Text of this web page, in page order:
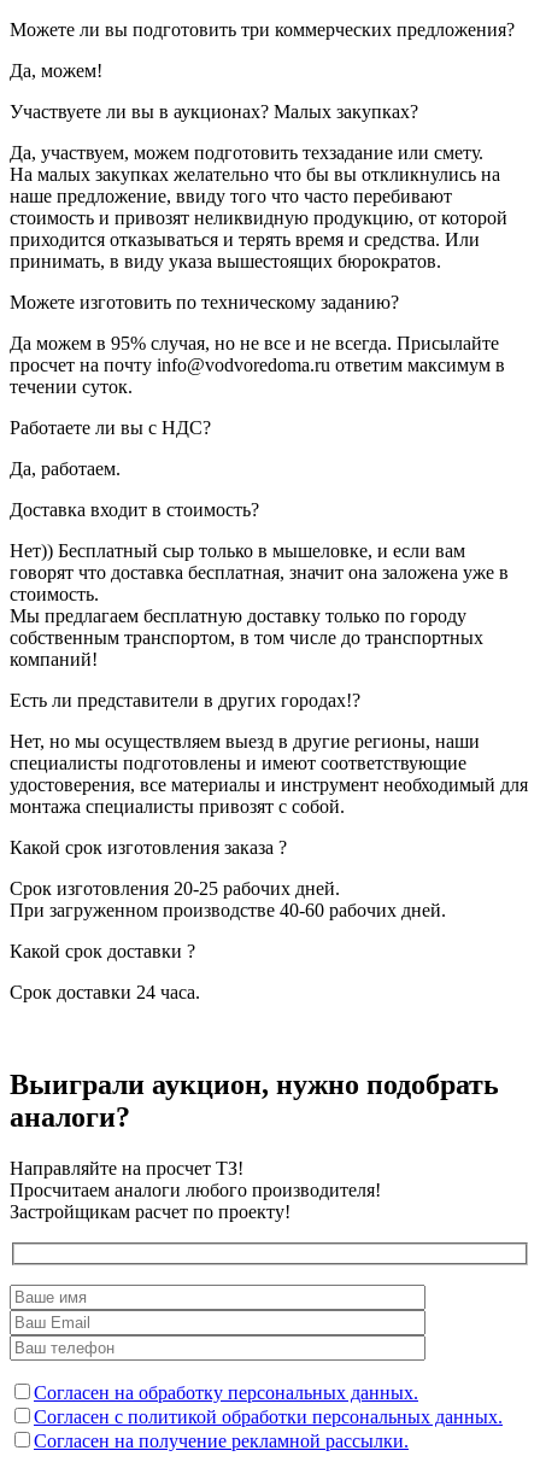
Можете ли вы подготовить три коммерческих предложения?
Да, можем!
Участвуете ли вы в аукционах? Малых закупках?
Да, участвуем, можем подготовить техзадание или смету.
На малых закупках желательно что бы вы откликнулись на
наше предложение, ввиду того что часто перебивают
стоимость и привозят неликвидную продукцию, от которой
приходится отказываться и терять время и средства. Или
принимать, в виду указа вышестоящих бюрократов.
Можете изготовить по техническому заданию?
Да можем в 95% случая, но не все и не всегда. Присылайте
просчет на почту info@vodvoredoma.ru ответим максимум в
течении суток.
Работаете ли вы с НДС?
Да, работаем.
Доставка входит в стоимость?
Нет)) Бесплатный сыр только в мышеловке, и если вам
говорят что доставка бесплатная, значит она заложена уже в
стоимость.
Мы предлагаем бесплатную доставку только по городу
собственным транспортом, в том числе до транспортных
компаний!
Есть ли представители в других городах!?
Нет, но мы осуществляем выезд в другие регионы, наши
специалисты подготовлены и имеют соответствующие
удостоверения, все материалы и инструмент необходимый для
монтажа специалисты привозят с собой.
Какой срок изготовления заказа ?
Срок изготовления 20-25 рабочих дней.
При загруженном производстве 40-60 рабочих дней.
Какой срок доставки ?
Срок доставки 24 часа.
Выиграли аукцион, нужно подобрать
аналоги?
Направляйте на просчет ТЗ!
Просчитаем аналоги любого производителя!
Застройщикам расчет по проекту!
Согласен на обработку персональных данных.
Согласен с политикой обработки персональных данных.
Согласен на получение рекламной рассылки.